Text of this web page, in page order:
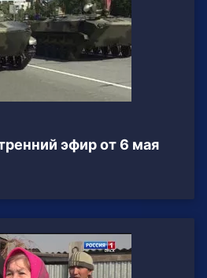
эфир от 6 мая